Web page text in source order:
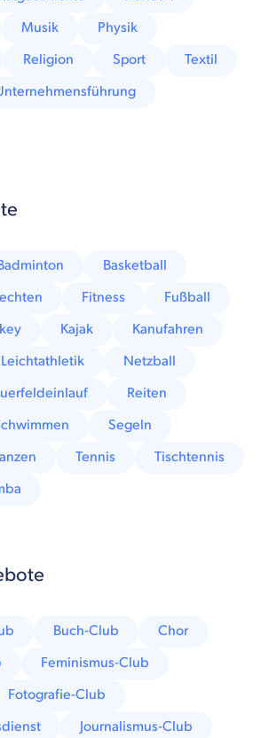
Musik
Physik
Religion Sport
Textil
Basketball
Fitness
Fußball
Kajak
Kanufahren
Leichtathletik
Netzball
Reiten
Segeln
Tennis
Tischtennis
Buch-Club
Chor
Feminismus-Club
Fotografie-Club
Journalismus-Club